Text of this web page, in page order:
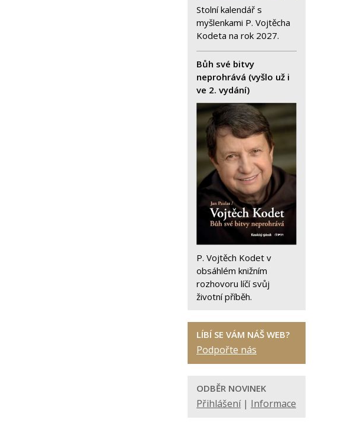
Stolní kalendář s
myšlenkami P. Vojtěcha
Kodeta na rok 2027.
Bůh své bitvy
neprohrává (vyšlo už i
ve 2. vydání)
P. Vojtěch Kodet v
obsáhlém knižním
rozhovoru líčí svůj
životní příběh.
LÍBÍ SE VÁM NÁŠ WEB?
Podpořte nás
ODBĚR NOVINEK
Přihlášení| Informace